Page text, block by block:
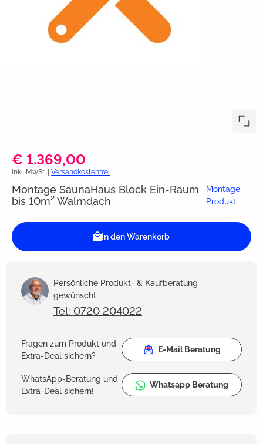
€ 1.369,00
inkl. MwSt. | Versandkostenfrei
Montage SaunaHaus Block Ein-Raum
bis 10m² Walmdach
Montage-
Produkt
In den Warenkorb
Persönliche Produkt- & Kaufberatung
gewünscht
Tel: 0720 204022
Fragen zum Produkt und
Extra-Deal sichern?
E-Mail Beratung
WhatsApp-Beratung und
Extra-Deal sichern!
Whatsapp Beratung